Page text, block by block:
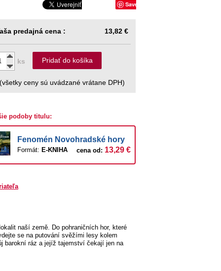
Save
predajná cena : 13,82 €
ks Pridať do košíka
(všetky ceny sú uvádzané vrátane DPH)
podoby titulu:
Fenomén Novohradské hory
Formát: E-KNIHA cena od: 13,29 €
naší země. Do pohraničních hor, které
se na putování svěžími lesy kolem
barokní ráz a jejíž tajemství čekají jen na